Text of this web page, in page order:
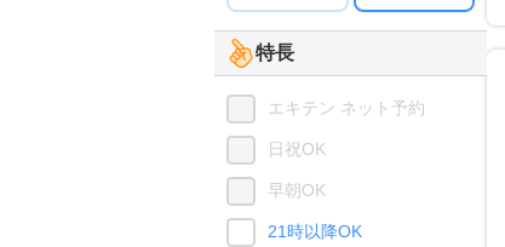
特長
エキテン ネット予約
日祝OK
早朝OK
21時以降OK